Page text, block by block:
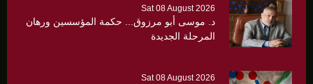
Sat 08 August 2026
د. موسى أبو مرزوق... حكمة المؤسسين ورهان
المرحلة الجديدة
Sat 08 August 2026